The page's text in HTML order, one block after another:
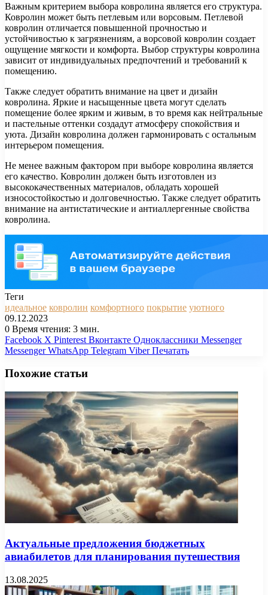
Важным критерием выбора ковролина является его структура.
Ковролин может быть петлевым или ворсовым. Петлевой
ковролин отличается повышенной прочностью и
устойчивостью к загрязнениям, а ворсовой ковролин создает
ощущение мягкости и комфорта. Выбор структуры ковролина
зависит от индивидуальных предпочтений и требований к
помещению.
Также следует обратить внимание на цвет и дизайн
ковролина. Яркие и насыщенные цвета могут сделать
помещение более ярким и живым, в то время как нейтральные
и пастельные оттенки создадут атмосферу спокойствия и
уюта. Дизайн ковролина должен гармонировать с остальным
интерьером помещения.
Не менее важным фактором при выборе ковролина является
его качество. Ковролин должен быть изготовлен из
высококачественных материалов, обладать хорошей
износостойкостью и долговечностью. Также следует обратить
внимание на антистатические и антиаллергенные свойства
ковролина.
Теги
идеальное ковролин комфортного покрытие уютного
09.12.2023
0 Время чтения: 3 мин.
Facebook X Pinterest Вконтакте Одноклассники Messenger
Messenger WhatsApp Telegram Viber Печатать
Похожие статьи
Актуальные предложения бюджетных
авиабилетов для планирования путешествия
13.08.2025